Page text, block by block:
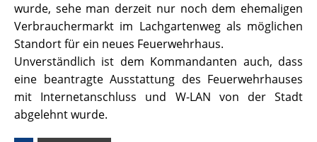
wurde, sehe man derzeit nur noch dem ehemaligen
Verbrauchermarkt im Lachgartenweg als möglichen
Standort für ein neues Feuerwehrhaus.
Unverständlich ist dem Kommandanten auch, dass
eine beantragte Ausstattung des Feuerwehrhauses
mit Internetanschluss und W-LAN von der Stadt
abgelehnt wurde.